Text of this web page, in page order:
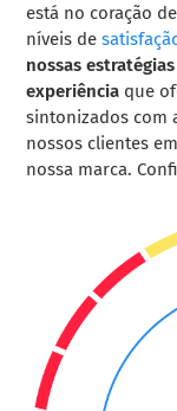
está no coração
níveis de
nossas
experiência que
sintonizados com
nossos clientes
nossa marca.